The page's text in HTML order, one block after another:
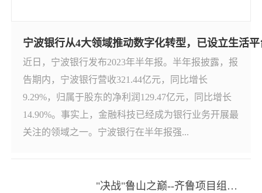
宁波银行从4大领域推动数字化转型，已设立生活
近日，宁波银行发布2023年半年报。半年报披露，报
告期内，宁波银行营收321.44亿元，同比增长
9.29%，归属于股东的净利润129.47亿元，同比增长
14.90%。事实上，金融科技已经成为银行业务开展最
关注的领域之一。宁波银行在半年报强...
"决战"鲁山之巅--齐鲁项目组春日活动小记